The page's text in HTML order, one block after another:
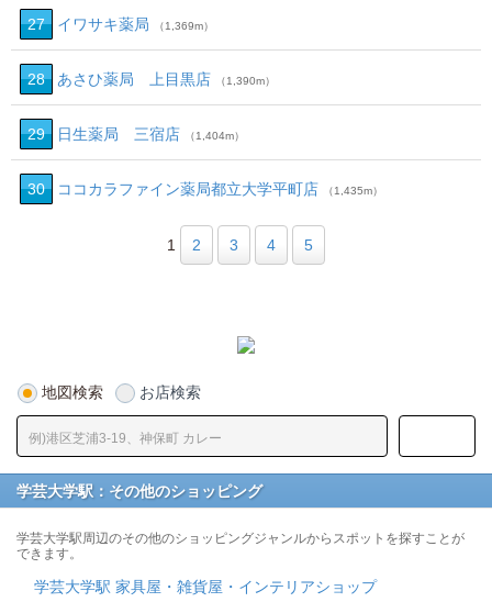
27 イワサキ薬局 （1,369m）
28 あさひ薬局 上目黒店 （1,390m）
29 日生薬局 三宿店 （1,404m）
30 ココカラファイン薬局都立大学平町店 （1,435m）
1 2 3 4 5
地図検索 お店検索
学芸大学駅：その他のショッピング
学芸大学駅周辺のその他のショッピングジャンルからスポットを探すことが
できます。
学芸大学駅 家具屋・雑貨屋・インテリアショップ